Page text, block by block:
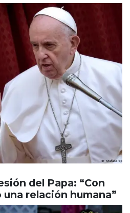
del Papa: “Con
relación humana”